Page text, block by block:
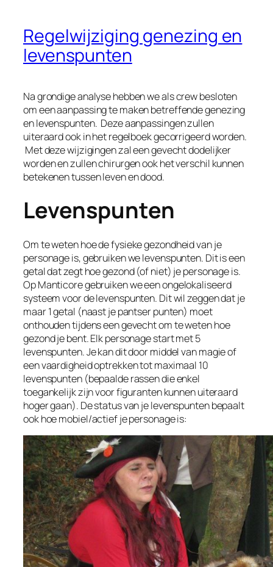
Regelwijziging genezing en
levenspunten
Na grondige analyse hebben we als crew besloten
om een aanpassing te maken betreffende genezing
en levenspunten. Deze aanpassingen zullen
uiteraard ook in het regelboek gecorrigeerd worden.
Met deze wijzigingen zal een gevecht dodelijker
worden en zullen chirurgen ook het verschil kunnen
betekenen tussen leven en dood.
Levenspunten
Om te weten hoe de fysieke gezondheid van je
personage is, gebruiken we levenspunten. Dit is een
getal dat zegt hoe gezond (of niet) je personage is.
Op Manticore gebruiken we een ongelokaliseerd
systeem voor de levenspunten. Dit wil zeggen dat je
maar 1 getal (naast je pantser punten) moet
onthouden tijdens een gevecht om te weten hoe
gezond je bent. Elk personage start met 5
levenspunten.​ Je kan dit door middel van magie of
een vaardigheid optrekken tot maximaal 10
levenspunten (b​epaalde rassen die enkel
toegankelijk zijn voor figuranten kunnen uiteraard
hoger gaan). De status van je levenspunten bepaalt
ook hoe mobiel/actief je personage is: